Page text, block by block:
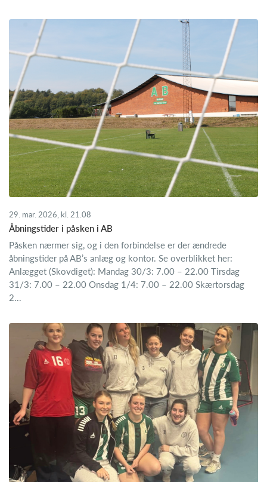
29. mar. 2026, kl. 21.08
Åbningstider i påsken i AB
Påsken nærmer sig, og i den forbindelse er der ændrede
åbningstider på AB’s anlæg og kontor. Se overblikket her:
Anlægget (Skovdiget): Mandag 30/3: 7.00 – 22.00 Tirsdag
31/3: 7.00 – 22.00 Onsdag 1/4: 7.00 – 22.00 Skærtorsdag
2...